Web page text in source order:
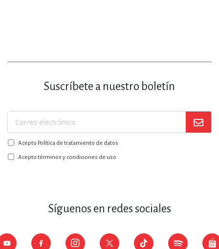
Suscríbete a nuestro boletín
Suscríbase
a
nuestro
boletín:
Acepto Política de tratamiento de datos
Acepto términos y condiciones de uso
Síguenos en redes sociales